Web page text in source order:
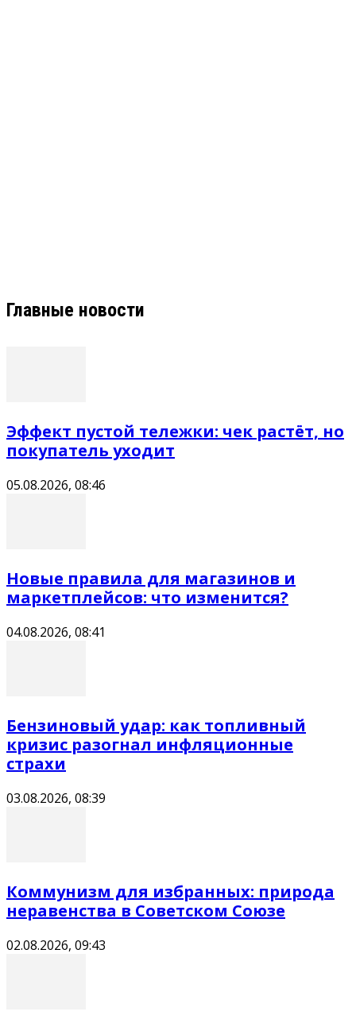
Главные новости
Эффект пустой тележки: чек растёт, но
покупатель уходит
05.08.2026, 08:46
Новые правила для магазинов и
маркетплейсов: что изменится?
04.08.2026, 08:41
Бензиновый удар: как топливный
кризис разогнал инфляционные
страхи
03.08.2026, 08:39
Коммунизм для избранных: природа
неравенства в Советском Союзе
02.08.2026, 09:43